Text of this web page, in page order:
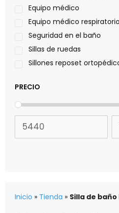
Roho
Sillas de ruedas Everest
Stealth products
Xiehe Medical
Equipo médico
Equipo médico respiratorio
Seguridad en el baño
Sillas de ruedas
Sillones reposet
PRECIO
Inicio » Tienda » Silla de